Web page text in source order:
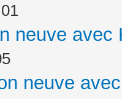
neuve avec
neuve